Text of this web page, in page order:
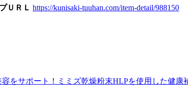
ＵＲＬ https://kunisaki-tuuhan.com/item-detail/988150
をサポート！ミミズ乾燥粉末HLPを使用した健